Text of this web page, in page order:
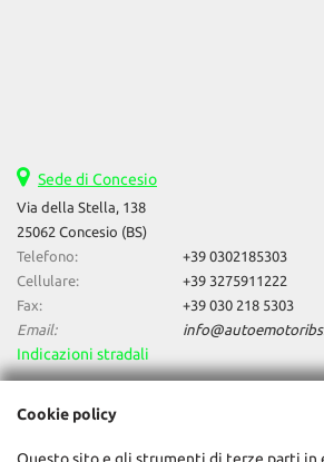
Sede di Concesio
Via della Stella, 138
25062 Concesio (BS)
Telefono:
+39 0302185303
Cellulare:
+39 3275911222
Fax:
+39 030 218 5303
Email:
Indicazioni stradali
Auto & Motori Di Daniele Bagozzi
Cookie policy